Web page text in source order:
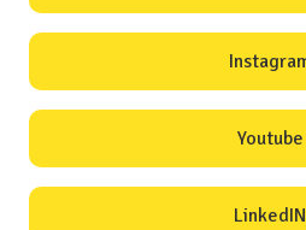
Youtube
LinkedIN